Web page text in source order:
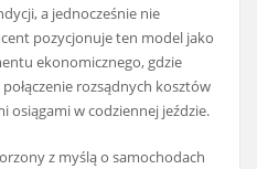
a jednocześnie nie
pozycjonuje ten model jako
ekonomicznego, gdzie
rozsądnych kosztów
osiągami w codziennej jeździe.
z myślą o samochodach